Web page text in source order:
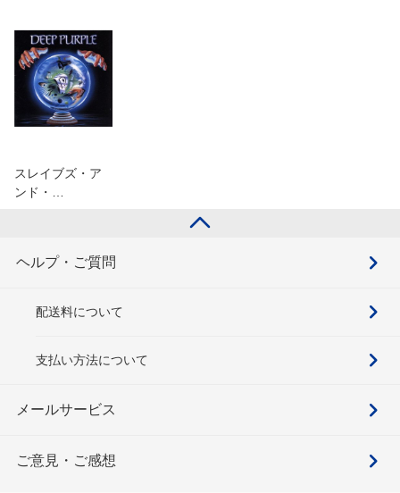
スレイブズ・ア
ンド・…
ヘルプ・ご質問
配送料について
支払い方法について
メールサービス
ご意見・ご感想